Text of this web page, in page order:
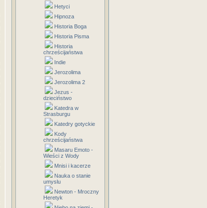
Hetyci
Hipnoza
Historia Boga
Historia Pisma
Historia
chrześcijaństwa
Indie
Jerozolima
Jerozolima 2
Jezus -
dzieciństwo
Katedra w
Strasburgu
Katedry gotyckie
Kody
chrześcijaństwa
Masaru Emoto -
Wieści z Wody
Mnisi i kacerze
Nauka o stanie
umyslu
Newton - Mroczny
Heretyk